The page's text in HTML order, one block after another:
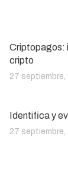
Criptopagos:
cripto
27 septiembre,
Identifica y
27 septiembre,